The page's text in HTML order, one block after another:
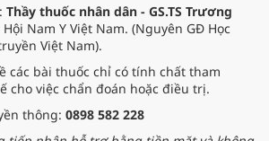
Thầy thuốc nhân dân - GS.TS Trương
Nam Y Việt Nam. (Nguyên GĐ Học
Việt Nam).
các bài thuốc chỉ có tính chất tham
cho việc chẩn đoán hoặc điều trị.
thông: 0898 582 228